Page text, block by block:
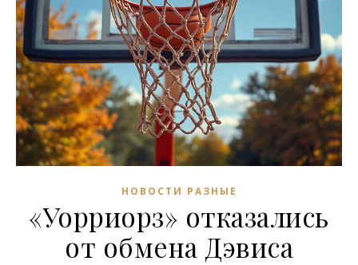
НОВОСТИ РАЗНЫЕ
«Уорриорз» отказались
от обмена Дэвиса